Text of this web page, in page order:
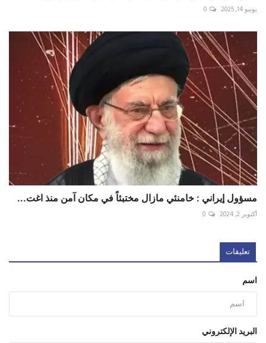
يونيو 14, 2025 0
مسؤول إيراني : خامنئي مازال مختبئاً في مكان آمن منذ اغت...
أكتوبر 2, 2024 0
تعليقات
اسم
البريد الإلكتروني